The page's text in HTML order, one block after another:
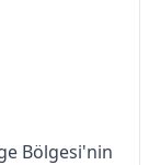
Bölgesi'nin